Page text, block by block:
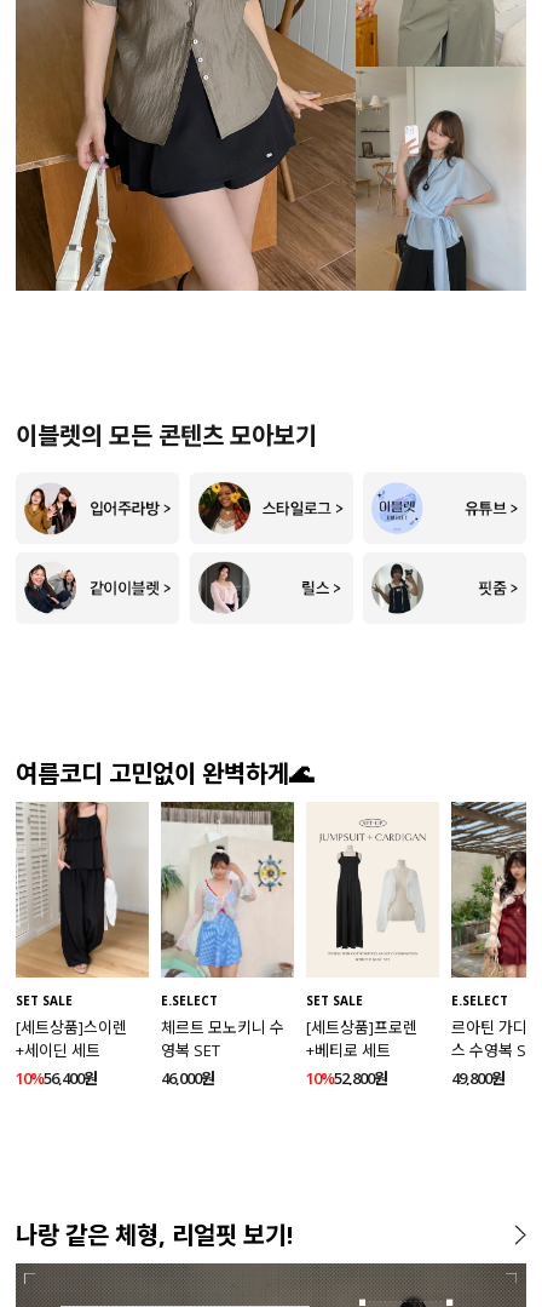
이블렛의 모든 콘텐츠 모아보기
여름코디 고민없이 완벽하게🌊
SET SALE
[세트상품]스이렌
+세이딘 세트
10%56,400원
E.SELECT
체르트 모노키니 수
영복 SET
46,000원
SET SALE
[세트상품]프로렌
+베티로 세트
10%52,800원
E.SELECT
르아틴 가디
스 수영복
49,800원
나랑 같은 체형, 리얼핏 보기!